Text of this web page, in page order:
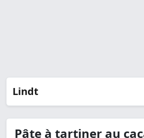
Lindt
Pâte à tartiner au